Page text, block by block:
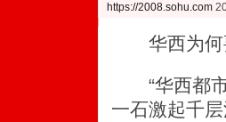
https://2008.sohu.com
华西为何
“华西都市
一石激起千